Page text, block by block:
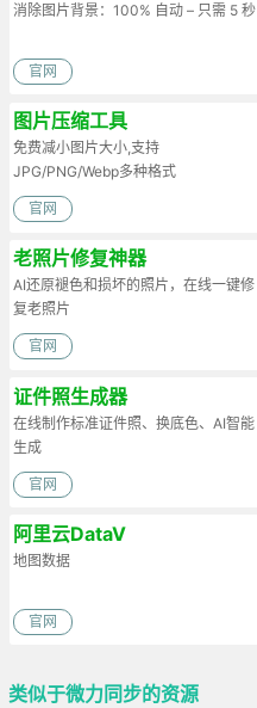
消除图片背景：100% 自动 – 只需 5 秒
官网
图片压缩工具
免费减小图片大小,支持
JPG/PNG/Webp多种格式
官网
老照片修复神器
AI还原褪色和损坏的照片，在线一键修
复老照片
官网
证件照生成器
在线制作标准证件照、换底色、AI智能
生成
官网
阿里云DataV
地图数据
官网
类似于微力同步的资源